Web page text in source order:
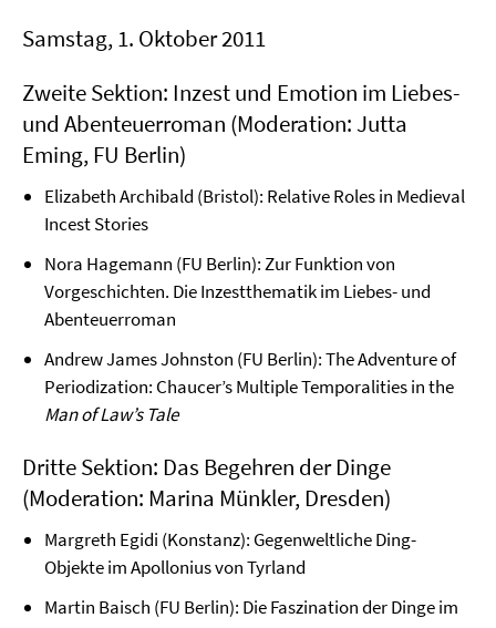
Samstag, 1. Oktober 2011
Zweite Sektion: Inzest und Emotion im Liebes-
und Abenteuerroman (Moderation: Jutta
Eming, FU Berlin)
Elizabeth Archibald (Bristol): Relative Roles in Medieval
Incest Stories
Nora Hagemann (FU Berlin): Zur Funktion von
Vorgeschichten. Die Inzestthematik im Liebes- und
Abenteuerroman
Andrew James Johnston (FU Berlin): The Adventure of
Periodization: Chaucer’s Multiple Temporalities in the
Man of Law’s Tale
Dritte Sektion: Das Begehren der Dinge
(Moderation: Marina Münkler, Dresden)
Margreth Egidi (Konstanz): Gegenweltliche Ding-
Objekte im Apollonius von Tyrland
Martin Baisch (FU Berlin): Die Faszination der Dinge im